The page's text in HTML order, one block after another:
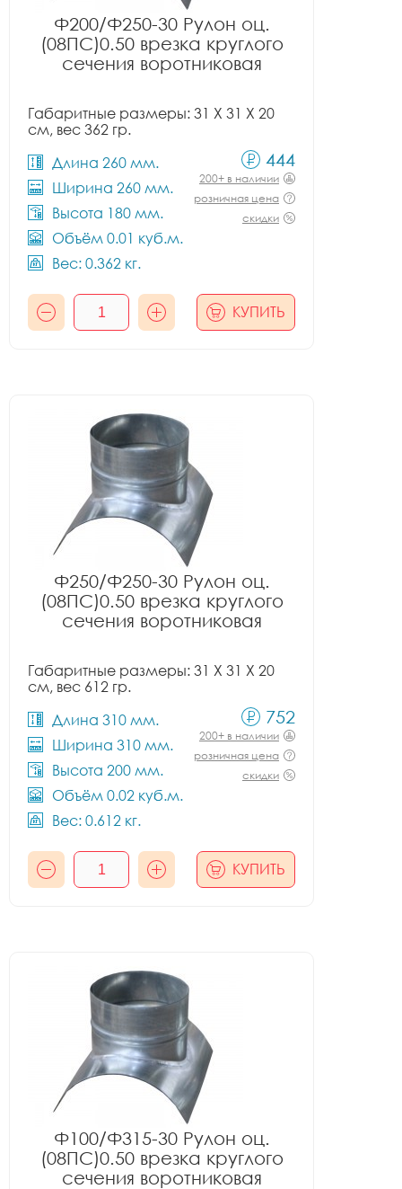
Ф200/Ф250-30 Рулон оц.
(08ПС)0.50 врезка круглого
сечения воротниковая
Габаритные размеры: 31 X 31 X 20
см, вес 362 гр.
Длина 260 мм.
Ширина 260 мм.
Высота 180 мм.
Объём 0.01 куб.м.
Вес: 0.362 кг.
444
200+ в наличии
розничная цена
скидки
КУПИТЬ
Ф250/Ф250-30 Рулон оц.
(08ПС)0.50 врезка круглого
сечения воротниковая
Габаритные размеры: 31 X 31 X 20
см, вес 612 гр.
Длина 310 мм.
Ширина 310 мм.
Высота 200 мм.
Объём 0.02 куб.м.
Вес: 0.612 кг.
752
200+ в наличии
розничная цена
скидки
КУПИТЬ
Ф100/Ф315-30 Рулон оц.
(08ПС)0.50 врезка круглого
сечения воротниковая